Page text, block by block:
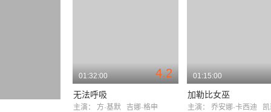
4.2
01:32:00
无法呼吸
主演： 方·基默 吉娜·格申
01:15:00
加勒比女巫
主演： 乔安娜·卡西迪 凯莉